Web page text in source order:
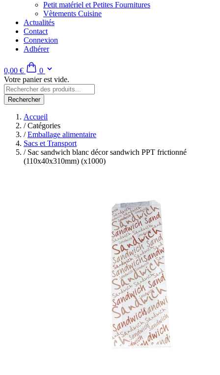
Petit matériel et Petites Fournitures
Vètements Cuisine
Actualités
Contact
Connexion
Adhérer
0,00 €
0
Votre panier est vide.
Rechercher
Accueil
/Catégories
/ Emballage alimentaire
Sacs et Transport
/Sac sandwich blanc décor sandwich PPT frictionné
(110x40x310mm) (x1000)